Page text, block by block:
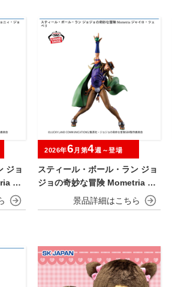
ジョ
ジ
スティール・ボール・ラン ジョ
ジョの奇妙な冒険 Mometria ジ
ャイロ・ツェペリ
2026年6 月第4週～登場